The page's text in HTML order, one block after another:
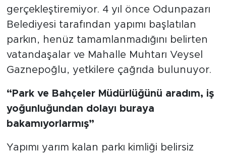
gerçekleştiremiyor. 4 yıl önce Odunpazarı
Belediyesi tarafından yapımı başlatılan
parkın, henüz tamamlanmadığını belirten
vatandaşalar ve Mahalle Muhtarı Veysel
Gaznepoğlu, yetkilere çağrıda bulunuyor.
“Park ve Bahçeler Müdürlüğünü aradım, iş
yoğunluğundan dolayı buraya
bakamıyorlarmış”
Yapımı yarım kalan parkı kimliği belirsiz